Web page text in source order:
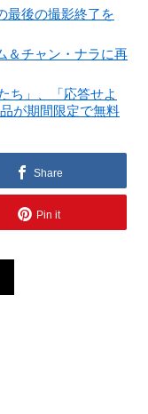
最後の撮影終了を
＆チャン・ナラに再
ち」、「応答せよ
が期間限定で無料
Share
Pin it